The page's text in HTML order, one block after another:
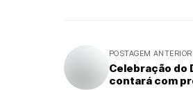
POSTAGEM ANTERIOR
Celebração do
contará com